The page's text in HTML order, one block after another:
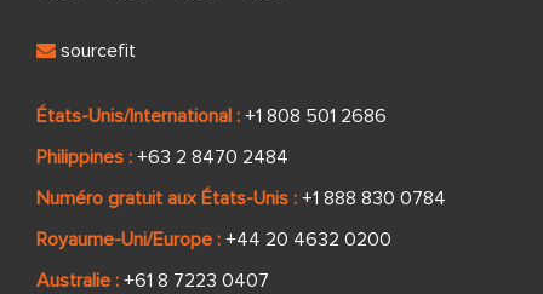
sourcefit
États-Unis/International : +1 808 501 2686
Philippines : +63 2 8470 2484
Numéro gratuit aux États-Unis : +1 888 830 0784
Royaume-Uni/Europe : +44 20 4632 0200
Australie : +61 8 7223 0407